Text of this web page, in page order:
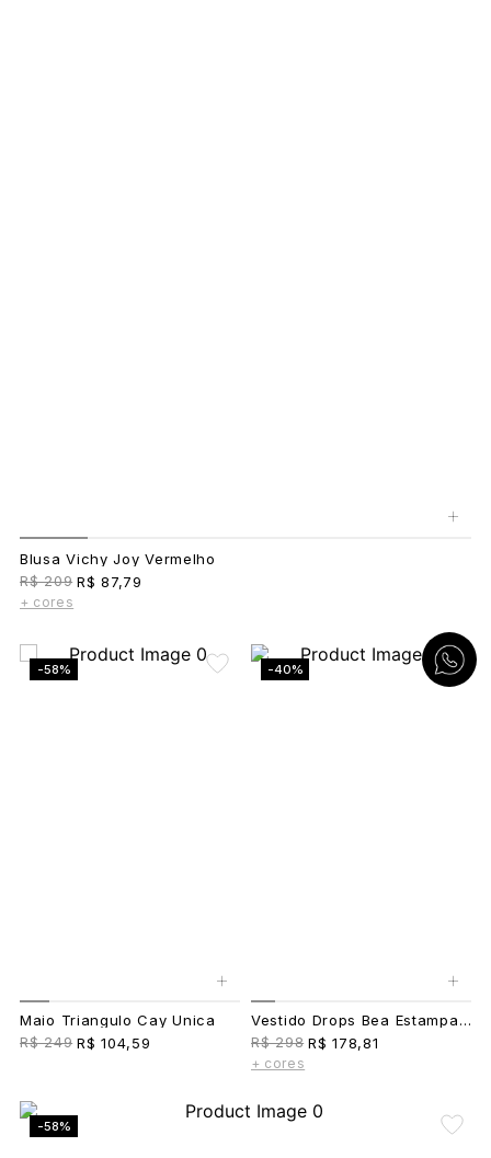
+
Blusa Vichy Joy Vermelho
R$ 209 R$ 87,79
+ cores
-58%
+
Maio Triangulo Cay Unica
R$ 249 R$ 104,59
-40%
+
Vestido Drops Bea Estampado Marrom
R$ 298 R$ 178,81
+ cores
-58%